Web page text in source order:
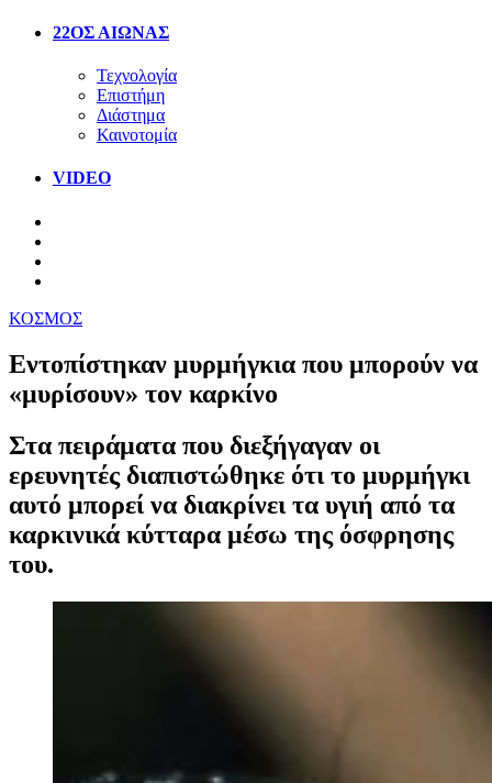
22ΟΣ ΑΙΩΝΑΣ
Τεχνολογία
Επιστήμη
Διάστημα
Καινοτομία
VIDEO
ΚΟΣΜΟΣ
Εντοπίστηκαν μυρμήγκια που μπορούν να
«μυρίσουν» τον καρκίνο
Στα πειράματα που διεξήγαγαν οι
ερευνητές διαπιστώθηκε ότι το μυρμήγκι
αυτό μπορεί να διακρίνει τα υγιή από τα
καρκινικά κύτταρα μέσω της όσφρησης
του.